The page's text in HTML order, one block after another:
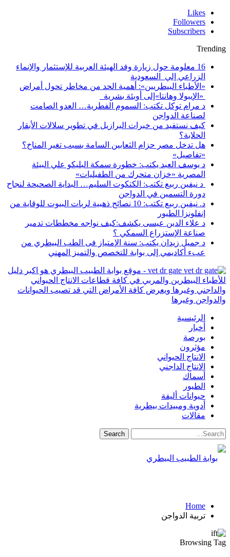
Likes
Followers
Subscribers
Trending
16 معلومة حول زيارة وفد الهيئة العربية للإستثمار والإنماء
الزراعي إلي السعودية
«الأطباء البيطريين»: أهمية الحد من مخاطر تحول أمراض
«الإيبولا وهانتا»إلى أوبئة بشرية
د مرام توكل تكتب: السموم الفطرية… العدو الصامت
لصناعة الدواجن
كيف نستفيد من خبرات البرازيل في تطوير سلالات الأبقار
الحلابة؟
هل تدخل مصر حزام الثعابين السامة بسبب تغير المناخ؟
«تفاصيل»
د يوسف العبد يكتب: خطورة سمكة البليكو علي البيئة
المصرية «خزان متحرك من الطفيليات»
د نيفين ربيع تكتب: الكتكوت السليم… البداية الصحيحة لنجاح
دورة التسمين في الدواجن
د. نيفين ربيع تكتب: 10 نصائح ذهبية لربات البيوت للوقاية من
إنفلونزا الطيور
د علاء الدين عيسى يكشف:كيف نواجه مخططات تدمير
صناعة الإستزراع السمكي ؟
د جميل زيدان يكتب: سنة الإمتياز فى الطب البيطري من
عبء أكاديمي إلى بوابة للتخصص والتميز المهني
vet dr gate - موقع بوابة الطبيب البيطري هو اكبر دليل
للأطباء البيطرين والمربي في كافة قطاعات الانتاج الحيواني
والداجني وغيرها ويعرض كافة الأمراض التي قد تصيب الحيوانات
والدواجن وغيرها
الرئيسية
أخبار
بورصة
مؤثرون
الانتاج الحيواني
الانتاج الداجني
أسماك
الطيور
حيوانات أليفة
أدوية ومبيدات بيطرية
مقالات
Home
تربية الدواجن
Browsing Tag